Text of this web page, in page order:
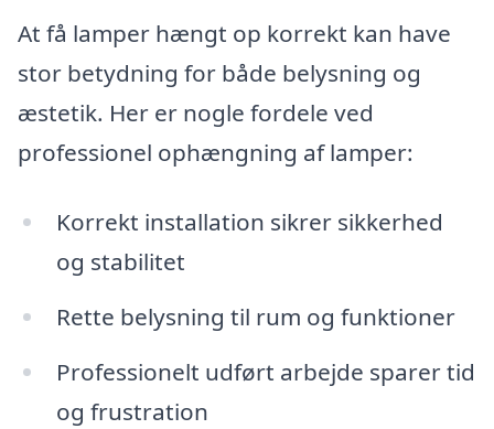
At få lamper hængt op korrekt kan have
stor betydning for både belysning og
æstetik. Her er nogle fordele ved
professionel ophængning af lamper:
Korrekt installation sikrer sikkerhed
og stabilitet
Rette belysning til rum og funktioner
Professionelt udført arbejde sparer tid
og frustration